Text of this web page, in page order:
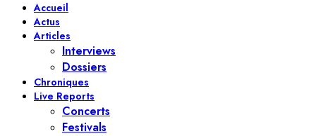
Accueil
Actus
Articles
Interviews
Dossiers
Chroniques
Live Reports
Concerts
Festivals